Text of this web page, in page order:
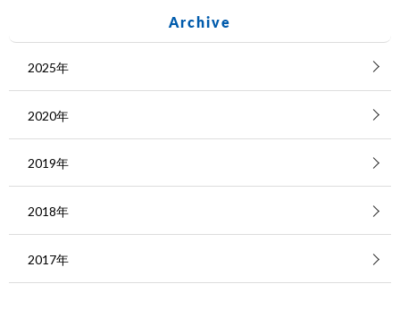
Archive
2025年
2020年
2019年
2018年
2017年